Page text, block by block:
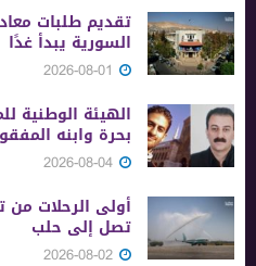
تقديم طلبات
السورية يبدأ غدًا
الهيئة
بحرة وابنه
أولى الرحلات من
تصل إلى حلب